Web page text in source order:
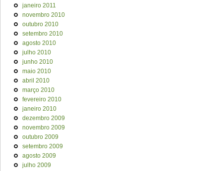
janeiro 2011
novembro 2010
outubro 2010
setembro 2010
agosto 2010
julho 2010
junho 2010
maio 2010
abril 2010
março 2010
fevereiro 2010
janeiro 2010
dezembro 2009
novembro 2009
outubro 2009
setembro 2009
agosto 2009
julho 2009